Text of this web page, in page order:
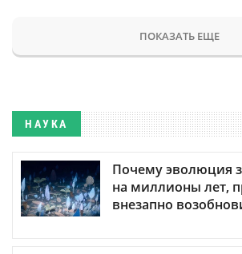
ПОКАЗАТЬ ЕЩЕ
НАУКА
Почему эволюция
на миллионы лет,
внезапно